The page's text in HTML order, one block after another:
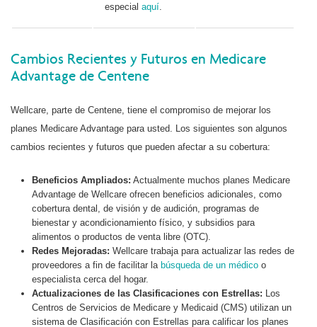
especial aquí
Cambios Recientes y Futuros en Medicare
Advantage de Centene
Wellcare, parte de Centene, tiene el compromiso de mejorar los
planes Medicare Advantage para usted. Los siguientes son algunos
cambios recientes y futuros que pueden afectar a su cobertura:
Beneficios Ampliados: Actualmente muchos planes Medicare
Advantage de Wellcare ofrecen beneficios adicionales, como
cobertura dental, de visión y de audición, programas de
bienestar y acondicionamiento físico, y subsidios para
alimentos o productos de venta libre (OTC).
Redes Mejoradas: Wellcare trabaja para actualizar las redes de
proveedores a fin de facilitar labúsqueda de un médico o
especialista cerca del hogar.
Actualizaciones de las Clasificaciones con Estrellas: Los
Centros de Servicios de Medicare y Medicaid (CMS) utilizan un
sistema de Clasificación con Estrellas para calificar los planes